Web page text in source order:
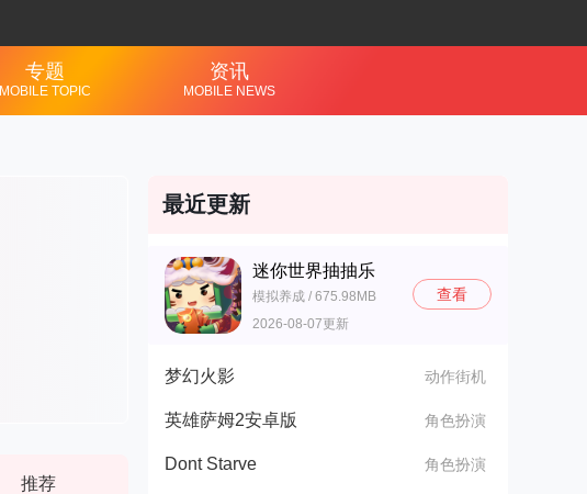
专题
MOBILE TOPIC
资讯
MOBILE NEWS
推荐
最近更新
迷你世界抽抽乐
模拟养成 / 675.98MB
2026-08-07更新
查看
梦幻火影 动作街机
英雄萨姆2安卓版 角色扮演
Dont Starve 角色扮演